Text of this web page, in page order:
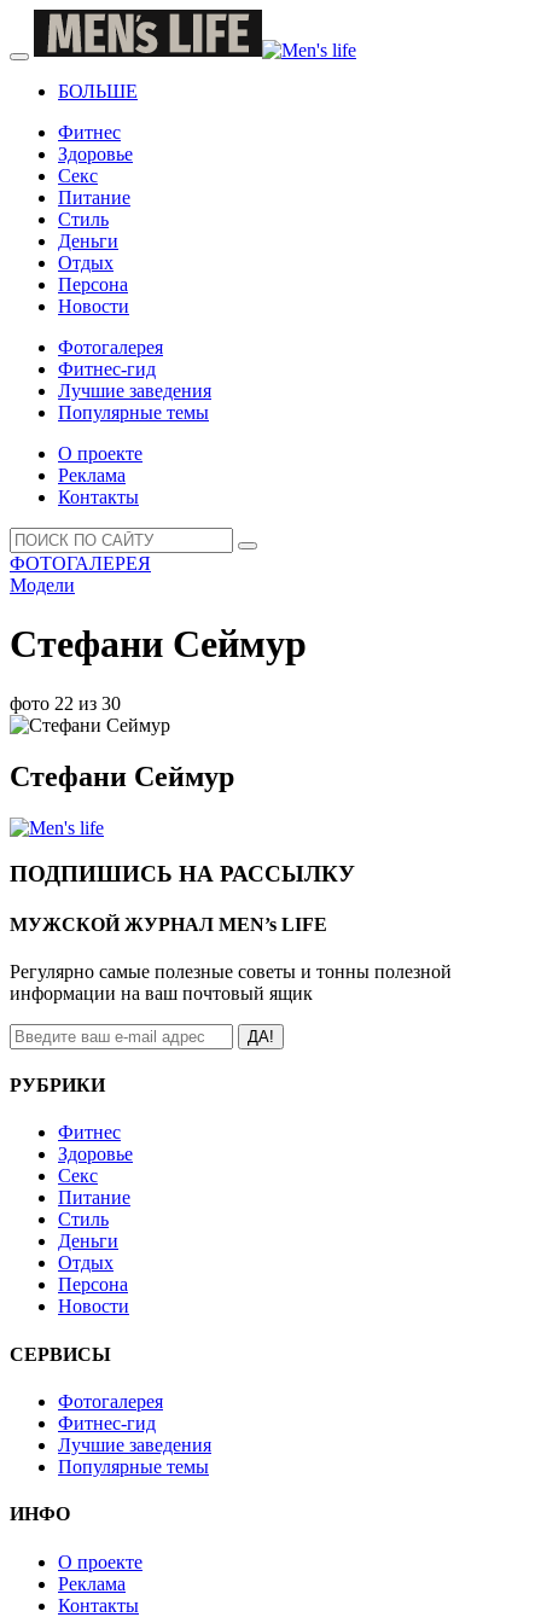
БОЛЬШЕ
Фитнес
Здоровье
Секс
Питание
Стиль
Деньги
Отдых
Персона
Новости
Фотогалерея
Фитнес-гид
Лучшие заведения
Популярные темы
О проекте
Реклама
Контакты
ФОТОГАЛЕРЕЯ
Модели
Стефани Сеймур
фото 22 из 30
Стефани Сеймур
ПОДПИШИСЬ НА РАССЫЛКУ
МУЖСКОЙ ЖУРНАЛ MEN’s LIFE
Регулярно самые полезные советы и тонны полезной
информации на ваш почтовый ящик
ДА!
РУБРИКИ
Фитнес
Здоровье
Секс
Питание
Стиль
Деньги
Отдых
Персона
Новости
СЕРВИСЫ
Фотогалерея
Фитнес-гид
Лучшие заведения
Популярные темы
ИНФО
О проекте
Реклама
Контакты